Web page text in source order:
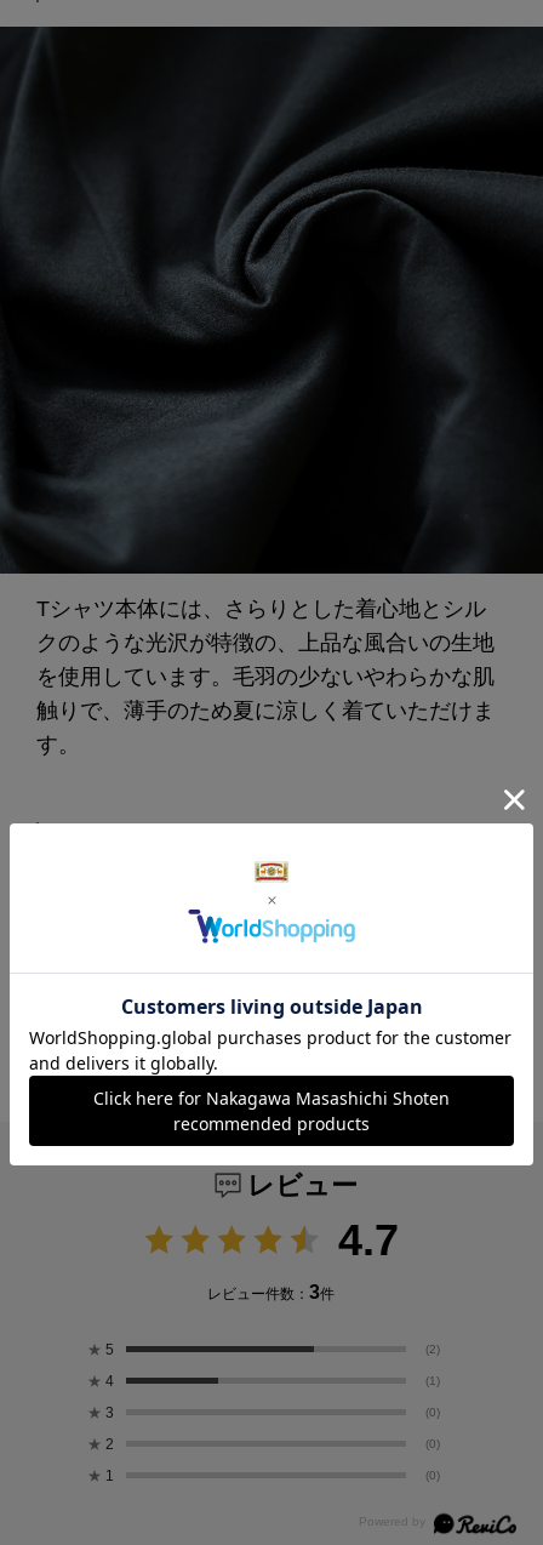
Tシャツ本体には、さらりとした着心地とシル
クのような光沢が特徴の、上品な風合いの生地
を使用しています。毛羽の少ないやわらかな肌
触りで、薄手のため夏に涼しく着ていただけま
す。
レディース、メンズに区別せず、M/Lサイズで
展開しているTシャツです。年齢・性別を問わ
ず上品に着ていただけるゆったりしたシルエッ
トに仕上げました。
レビュー
4.7
レビュー件数：3件
★ 5 (2)
★ 4 (1)
★ 3 (0)
★ 2 (0)
★ 1 (0)